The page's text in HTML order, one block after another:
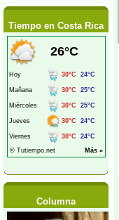
Tiempo en Costa Rica
Columna